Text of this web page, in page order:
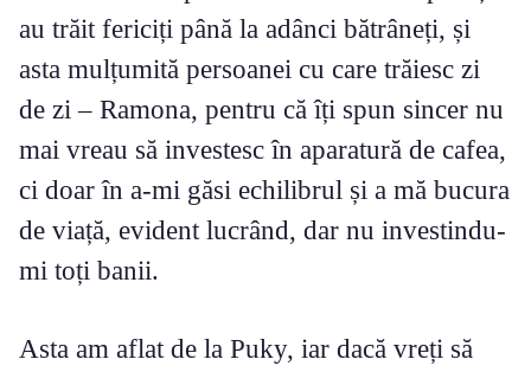
au trăit fericiți până la adânci bătrâneți, și
asta mulțumită persoanei cu care trăiesc zi
de zi – Ramona, pentru că îți spun sincer nu
mai vreau să investesc în aparatură de cafea,
ci doar în a-mi găsi echilibrul și a mă bucura
de viață, evident lucrând, dar nu investindu-
mi toți banii.
Asta am aflat de la Puky, iar dacă vreți să